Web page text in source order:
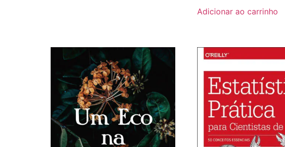
Adicionar ao carrinho